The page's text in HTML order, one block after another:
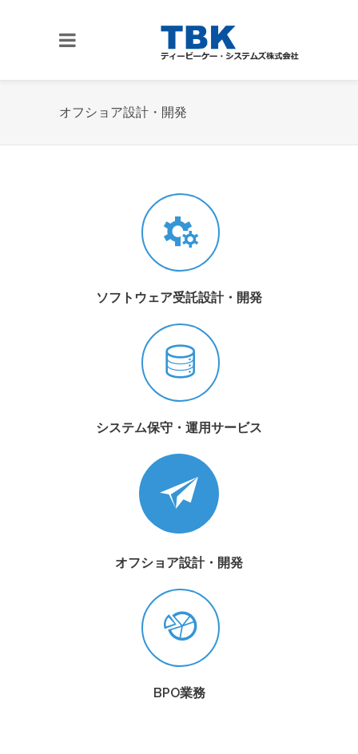
オフショア設計・開発
ソフトウェア受託設計・開発
システム保守・運用サービス
オフショア設計・開発
BPO業務